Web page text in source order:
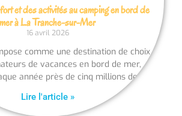
et des activités au camping en bord de
mer à La Tranche-sur-Mer
16 avril 2026
comme une destination de choix
de vacances en bord de mer,
année près de cinq millions de
Lire l'article »